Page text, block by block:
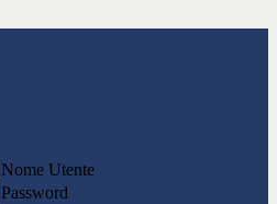
Nome Utente
Password